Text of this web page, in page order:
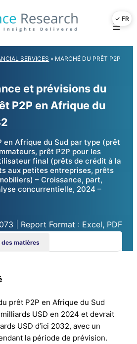
SERVICES » MARCHÉ DU PRÊT P2P
et prévisions du
P2P en Afrique du
en Afrique du Sud par type (prêt
prêt P2P pour les
final (prêts de crédit à la
aux petites entreprises, prêts
– Croissance, part,
concurrentielle, 2024 –
| Report Format : Excel, PDF
des matières
prêt P2P en Afrique du Sud
USD en 2024 et devrait
USD d’ici 2032, avec un
la période de prévision.